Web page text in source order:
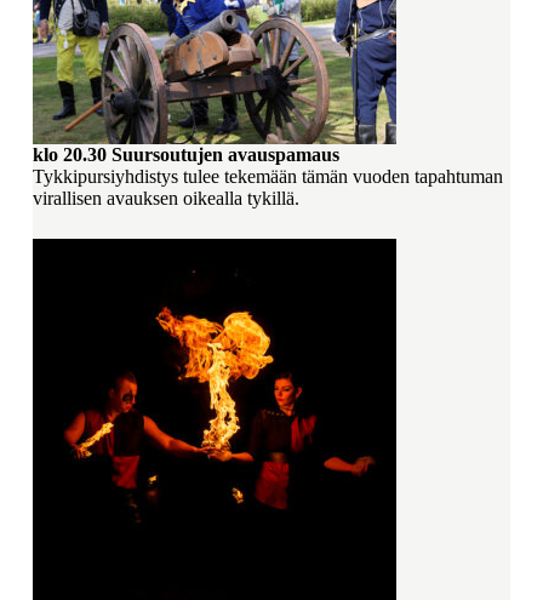
klo 20.30 Suursoutujen avauspamaus
Tykkipursiyhdistys tulee tekemään tämän vuoden tapahtuman
virallisen avauksen oikealla tykillä.